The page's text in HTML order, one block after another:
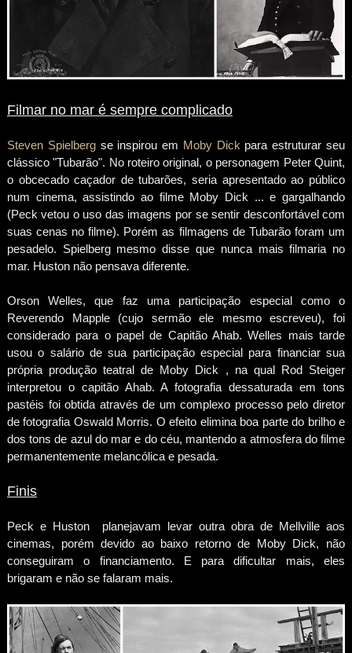
Filmar no mar é sempre complicado
Steven Spielbergse inspirou em Moby Dick para estruturar seu
clássico "Tubarão". No roteiro original, o personagem Peter Quint,
o obcecado caçador de tubarões, seria apresentado ao público
num cinema, assistindo ao filme Moby Dick ... e gargalhando
(Peck vetou o uso das imagens por se sentir desconfortável com
suas cenas no filme). Porém as filmagens de Tubarão foram um
pesadelo. Spielberg mesmo disse que nunca mais filmaria no
mar. Huston não pensava diferente.
Orson Welles, que faz uma participação especial como o
Reverendo Mapple (cujo sermão ele mesmo escreveu), foi
considerado para o papel de Capitão Ahab. Welles mais tarde
usou o salário de sua participação especial para financiar sua
própria produção teatral de Moby Dick , na qual Rod Steiger
interpretou o capitão Ahab. A fotografia dessaturada em tons
pastéis foi obtida através de um complexo processo pelo diretor
de fotografia Oswald Morris. O efeito elimina boa parte do brilho e
dos tons de azul do mar e do céu, mantendo a atmosfera do filme
permanentemente melancólica e pesada.
Finis
Peck e Huston planejavam levar outra obra de Mellville aos
cinemas, porém devido ao baixo retorno de Moby Dick, não
conseguiram o financiamento. E para dificultar mais, eles
brigaram e não se falaram mais.